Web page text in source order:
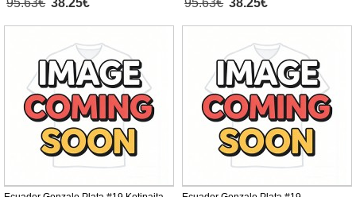
95.63€ 38.25€ 95.63€ 38.25€